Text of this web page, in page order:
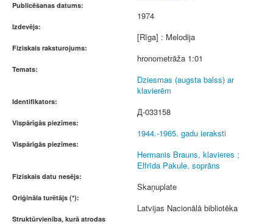
Publicēšanas datums:
1974
Izdevējs:
[Rīga] : Melodija
Fiziskais raksturojums:
hronometrāža 1:01
Temats:
Dziesmas (augsta balss) ar
klavierēm
Identifikators:
Д-033158
Vispārīgās piezīmes:
1944.-1965. gadu ieraksti
Vispārīgās piezīmes:
Hermanis Brauns, klavieres ;
Elfrīda Pakule, soprāns
Fiziskais datu nesējs:
Skaņuplate
Oriģināla turētājs (*):
Latvijas Nacionālā bibliotēka
Struktūrvienība, kurā atrodas